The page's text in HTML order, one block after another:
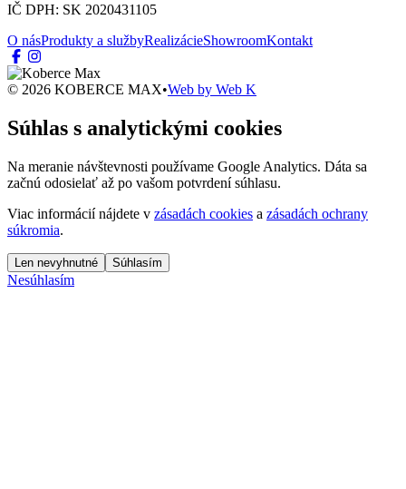
IČ DPH: SK 2020431105
O násProdukty a službyRealizácieShowroomKontakt
© 2026 KOBERCE MAX•Web by Web K
Súhlas s analytickými cookies
Na meranie návštevnosti používame Google Analytics. Dáta sa
začnú odosielať až po vašom potvrdení súhlasu.
Viac informácií nájdete v zásadách cookies a zásadách ochrany
súkromia.
Len nevyhnutné Súhlasím
Nesúhlasím